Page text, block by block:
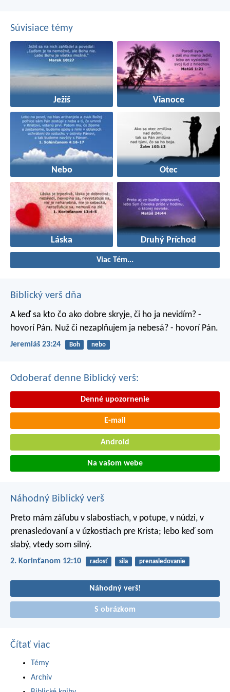
Súvisiace témy
Ježiš Vianoce
Nebo Otec
Láska Druhý Príchod
Viac Tém...
Biblický verš dňa
A keď sa kto čo ako dobre skryje, či ho ja nevidím? -
hovorí Pán. Nuž či nezaplňujem ja nebesá? - hovorí Pán.
Jeremiáš 23:24 Boh nebo
Odoberať denne Biblický verš:
Denné upozornenie
E-mail
Android
Na vašom webe
Náhodný Biblický verš
Preto mám záľubu v slabostiach, v potupe, v núdzi, v
prenasledovaní a v úzkostiach pre Krista; lebo keď som
slabý, vtedy som silný.
2. Korinťanom 12:10 radosť sila prenasledovanie
Náhodný verš!
S obrázkom
Čítať viac
Témy
Archív